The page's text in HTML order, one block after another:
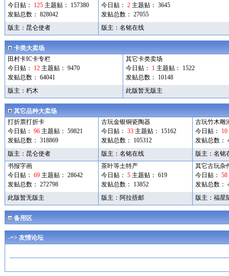
今日贴：
125 主题贴： 157380
发贴总数： 828042
今日贴： 2 主题贴： 3645
发贴总数： 27055
版主： 昆仑使者 版主：名铭在线
卡类大卖场
田村卡IC卡专栏
今日贴：
12 主题贴： 9470
发贴总数： 64041
其它卡类卖场
今日贴：
1 主题贴： 1522
发贴总数： 10148
版主： 朽木 此版暂无版主
其它品种大卖场
打折票打折卡
今日贴： 96 主题贴： 59821
发贴总数： 318869
古玩金银铜瓷陶器
今日贴： 33 主题贴： 15162
发贴总数： 105312
古玩竹木雕
今日贴：
10
发贴总数：
版主： 昆仑使者 版主：名铭在线 版主： 名铭
书报字画
今日贴： 69 主题贴： 28642
发贴总数： 272798
茶叶等土特产
今日贴： 5 主题贴： 619
发贴总数： 13852
其它古玩杂
今日贴： 58
发贴总数：
此版暂无版主
版主： 阿拉捂邮 版主： 福星
备用区
-=> 友情论坛